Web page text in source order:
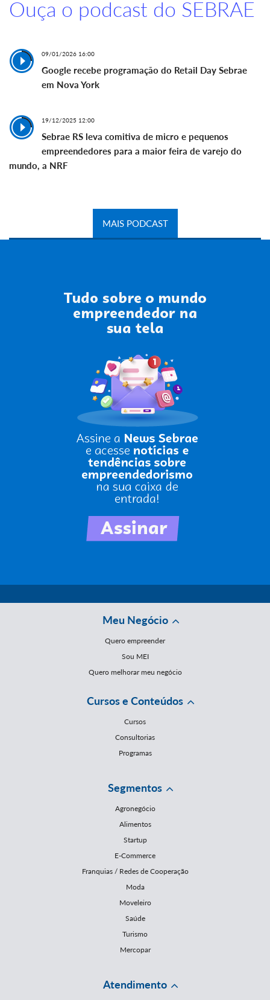
Ouça o podcast do SEBRAE
09/01/2026 16:00
Google recebe programação do Retail Day Sebrae
em Nova York
19/12/2025 12:00
Sebrae RS leva comitiva de micro e pequenos
empreendedores para a maior feira de varejo do
mundo, a NRF
MAIS PODCAST
Meu Negócio
Quero empreender
Sou MEI
Quero melhorar meu negócio
Cursos e Conteúdos
Cursos
Consultorias
Programas
Segmentos
Agronegócio
Alimentos
Startup
E-Commerce
Franquias / Redes de Cooperação
Moda
Moveleiro
Saúde
Turismo
Mercopar
Atendimento